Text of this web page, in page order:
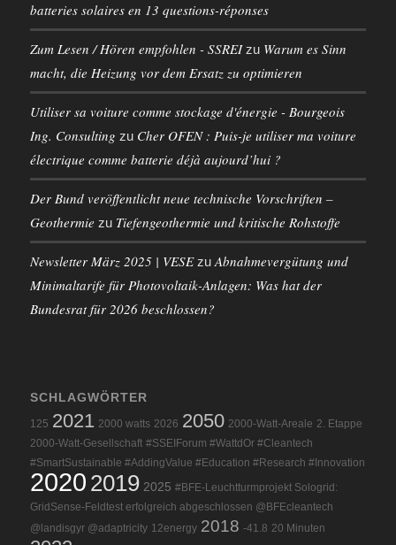
batteries solaires en 13 questions-réponses
Zum Lesen / Hören empfohlen - SSREIzu Warum es Sinn
macht, die Heizung vor dem Ersatz zu optimieren
Utiliser sa voiture comme stockage d'énergie - Bourgeois
Ing. Consulting zu Cher OFEN : Puis-je utiliser ma voiture
électrique comme batterie déjà aujourd’hui ?
Der Bund veröffentlicht neue technische Vorschriften –
Geothermie zu Tiefengeothermie und kritische Rohstoffe
Newsletter März 2025 | VESEzu Abnahmevergütung und
Minimaltarife für Photovoltaik-Anlagen: Was hat der
Bundesrat für 2026 beschlossen?
SCHLAGWÖRTER
125 2021 2000 watts 2026 2050 2000-Watt-Areale 2. Etappe
2000-Watt-Gesellschaft #SSEIForum #WattdOr #Cleantech
#SmartSustainable #AddingValue #Education #Research #Innovation
2020 2019 2025 #BFE-Leuchtturmprojekt Sologrid:
GridSense-Feldtest erfolgreich abgeschlossen @BFEcleantech
@landisgyr @adaptricity 12energy 2018 -41.8 20 Minuten